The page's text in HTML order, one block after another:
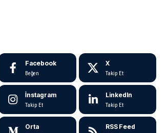
Facebook
Beğen
X
Takip Et
İnstagram
Takip Et
LinkedIn
Takip Et
Orta RSS Feed